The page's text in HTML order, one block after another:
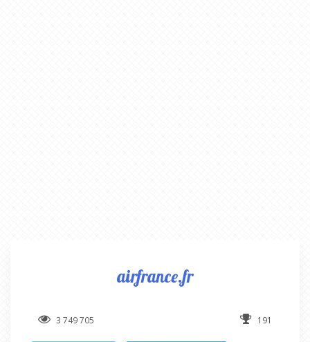
airfrance.fr
3 749 705 191